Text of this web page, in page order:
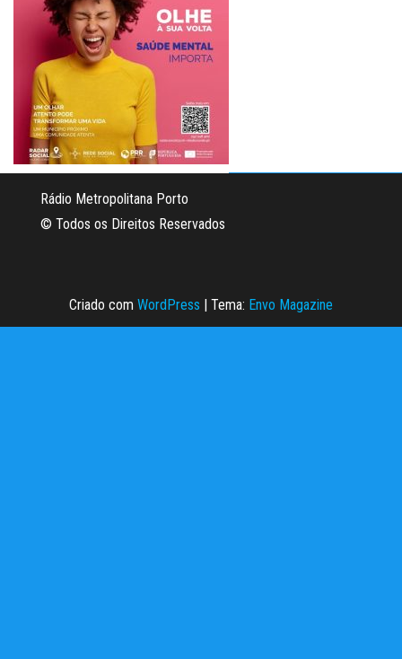
Rádio Metropolitana Porto
© Todos os Direitos Reservados
Criado com WordPress | Tema: Envo Magazine